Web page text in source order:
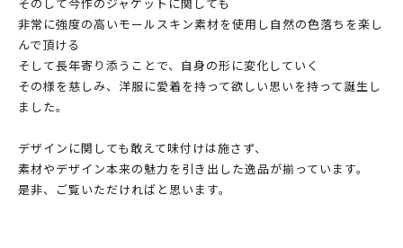
非常に強度の高いモールスキン素材を使用し自然の色落ちを楽し
んで頂ける
そして長年寄り添うことで、自身の形に変化していく
その様を慈しみ、洋服に愛着を持って欲しい思いを持って誕生し
ました。
デザインに関しても敢えて味付けは施さず、
素材やデザイン本来の魅力を引き出した逸品が揃っています。
是非、ご覧いただければと思います。